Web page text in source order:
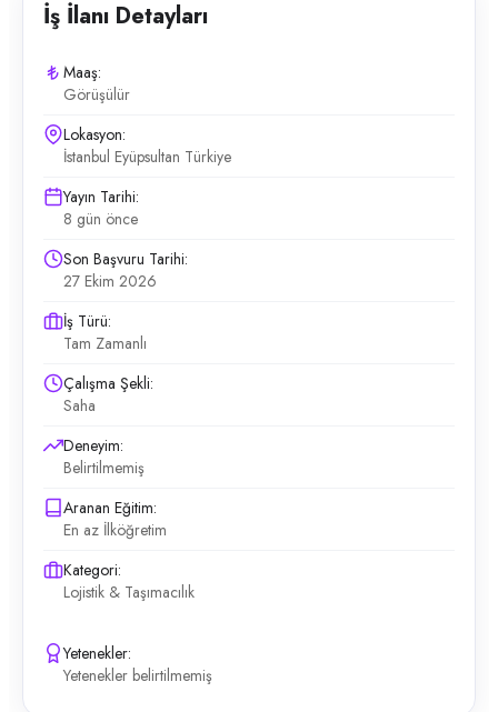
İş İlanı Detayları
Maaş:
Görüşülür
Lokasyon:
İstanbul Eyüpsultan Türkiye
Yayın Tarihi:
8 gün önce
Son Başvuru Tarihi:
27 Ekim 2026
İş Türü:
Tam Zamanlı
Çalışma Şekli:
Saha
Deneyim:
Belirtilmemiş
Aranan Eğitim:
En az İlköğretim
Kategori:
Lojistik & Taşımacılık
Yetenekler:
Yetenekler belirtilmemiş